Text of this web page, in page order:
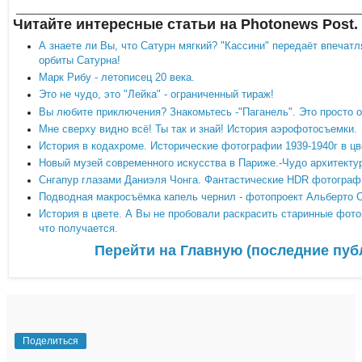
Читайте интересные статьи на Photonews Post.
А знаете ли Вы, что Сатурн мягкий? "Кассини" передаёт
орбиты Сатурна!
Марк Рибу - летописец 20 века.
Это не чудо, это "Лейка" - ограниченный тираж!
Вы любите приключения? Знакомьтесь -"Паганель". Это просто
Мне сверху видно всё! Ты так и знай! История аэрофотосъемки.
История в кодахроме. Исторические фотографии 1939-1940г в
Новый музей современного искусства в Париже.-Чудо
Снгапур глазами Даниэля Чонга. Фантастические HDR
Подводная макросъёмка капель чернил - фотопроект Альберто
История в цвете. А Вы не пробовали раскрасить старинные
что получается.
Перейти на Главную (последние
Поделиться